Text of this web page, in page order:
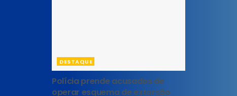
DESTAQUE
Polícia prende acusados de
operar esquema de extorsão